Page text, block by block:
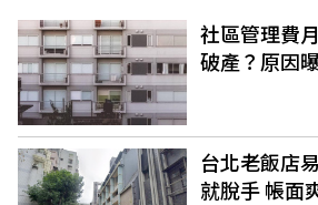
社區管理費
破產？原因
台北老飯店
就脫手 帳面